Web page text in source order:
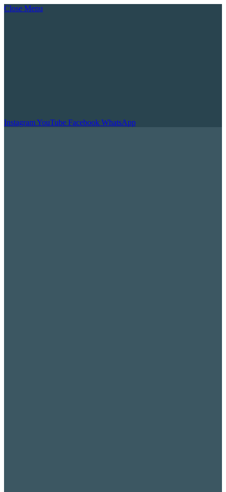
Close Menu
InstagramYouTube Facebook WhatsApp